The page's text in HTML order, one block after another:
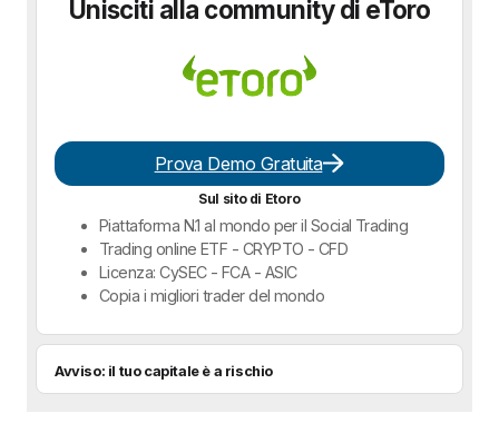
Unisciti alla community di eToro
Prova Demo Gratuita
Sul sito di Etoro
Piattaforma N.1 al mondo per il Social Trading
Trading online ETF - CRYPTO - CFD
Licenza: CySEC - FCA - ASIC
Copia i migliori trader del mondo
Avviso: il tuo capitale è a rischio